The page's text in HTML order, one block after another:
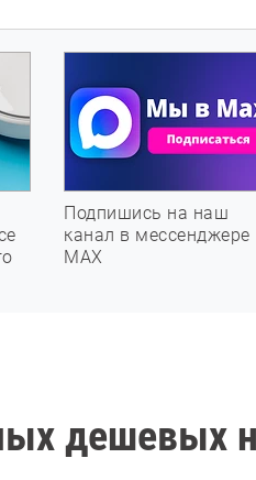
Подпишись на наш
канал в мессенджере
МАХ
дешевых